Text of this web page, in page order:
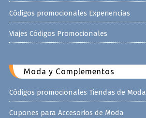
Códigos promocionales Experiencias
Viajes Códigos Promocionales
Moda y Complementos
Códigos promocionales Tiendas de Moda
Cupones para Accesorios de Moda